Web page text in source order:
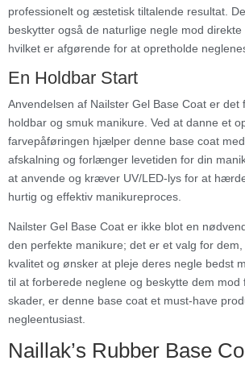
professionelt og æstetisk tiltalende resultat.
beskytter også de naturlige negle mod
hvilket er afgørende for at opretholde
En Holdbar Start
Anvendelsen af Nailster Gel Base Coat er det
holdbar og smuk manikure. Ved at danne et
farvepåføringen hjælper denne base coat
afskalning og forlænger levetiden for din
at anvende og kræver UV/LED-lys for at
hurtig og effektiv manikureproces.
Nailster Gel Base Coat er ikke blot en
den perfekte manikure; det er et valg for
kvalitet og ønsker at pleje deres negle bedst
til at forberede neglene og beskytte dem mod
skader, er denne base coat et must-have
negleentusiast.
Naillak’s Rubber Base